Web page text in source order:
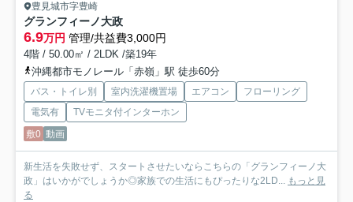
豊見城市字豊崎
グランフィーノ大政
6.9万円 管理/共益費3,000円
4階 / 50.00㎡ / 2LDK /築19年
沖縄都市モノレール「赤嶺」駅 徒歩60分
バス・トイレ別 室内洗濯機置場 エアコン
フローリング
電気有
TVモニタ付インターホン
敷0 動画
新生活を失敗せず、スタートさせたいならこちらの「グランフィーノ大
政」はいかがでしょうか◎家族での生活にもぴったりな2LD... もっと見
る